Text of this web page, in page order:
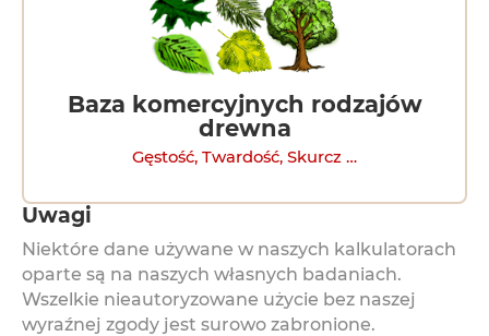
Baza komercyjnych rodzajów
drewna
Gęstość, Twardość, Skurcz …
Uwagi
Niektóre dane używane w naszych kalkulatorach
oparte są na naszych własnych badaniach.
Wszelkie nieautoryzowane użycie bez naszej
wyraźnej zgody jest surowo zabronione.